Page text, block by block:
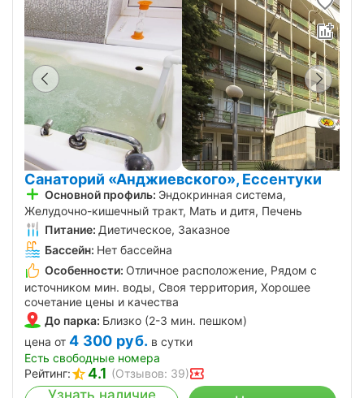
Санаторий «Анджиевского», Ессентуки
Основной профиль: Эндокринная система,
Желудочно-кишечный тракт, Мать и дитя, Печень
Питание: Диетическое, Заказное
Бассейн: Нет бассейна
Особенности: Отличное расположение, Рядом с
источником мин. воды, Своя территория, Хорошее
сочетание цены и качества
До парка: Близко (2-3 мин. пешком)
цена от 4 300 руб. в сутки
Есть свободные номера
Рейтинг:
4.1 (Отзывов: 39)
Узнать наличие